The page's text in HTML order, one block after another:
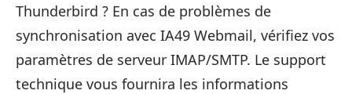
Thunderbird ? En cas de problèmes de
synchronisation avec IA49 Webmail, vérifiez vos
paramètres de serveur IMAP/SMTP. Le support
technique vous fournira les informations